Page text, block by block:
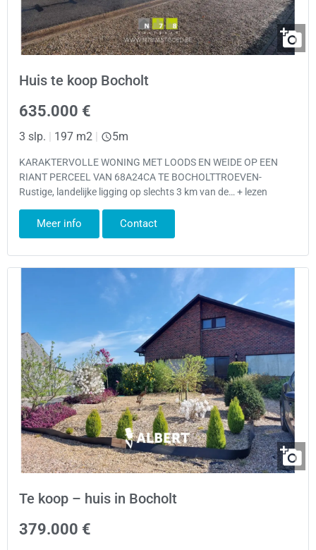
Huis te koop Bocholt
635.000 €
3 slp. | 197 m2 | 5m
KARAKTERVOLLE WONING MET LOODS EN WEIDE OP EEN
RIANT PERCEEL VAN 68A24CA TE BOCHOLTTROEVEN-
Rustige, landelijke ligging op slechts 3 km van de… + lezen
Meer info Contact
Te koop – huis in Bocholt
379.000 €